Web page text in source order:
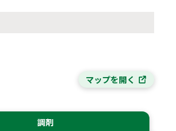
マップを開く
調剤